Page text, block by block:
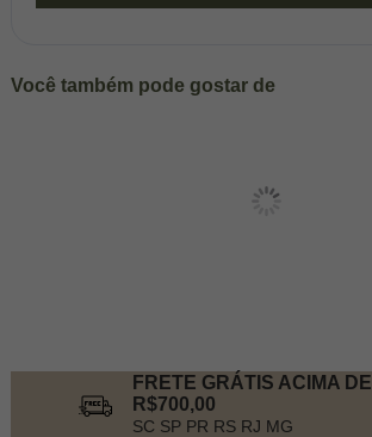
Você também pode gostar de
FRETE GRÁTIS ACIMA DE
R$700,00
SC SP PR RS RJ MG